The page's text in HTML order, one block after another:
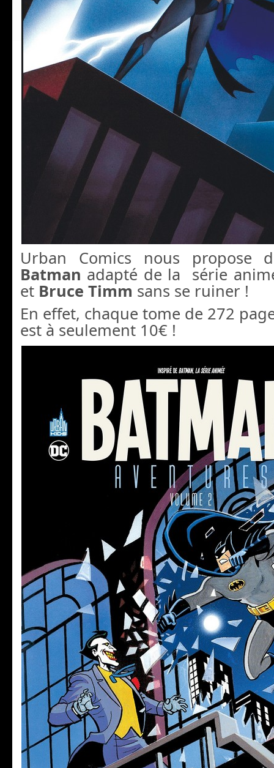
Urban Comics nous propose
Batman adapté de la série
et Bruce Timm sans se ruiner !
En effet, chaque tome de 272
est à seulement 10€ !